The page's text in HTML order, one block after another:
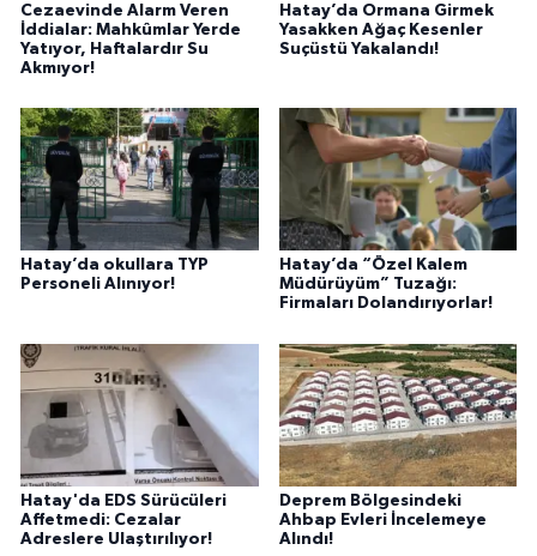
Cezaevinde Alarm Veren
İddialar: Mahkûmlar Yerde
Yatıyor, Haftalardır Su
Akmıyor!
Hatay’da Ormana Girmek
Yasakken Ağaç Kesenler
Suçüstü Yakalandı!
Hatay’da okullara TYP
Personeli Alınıyor!
Hatay’da “Özel Kalem
Müdürüyüm” Tuzağı:
Firmaları Dolandırıyorlar!
Hatay'da EDS Sürücüleri
Affetmedi: Cezalar
Adreslere Ulaştırılıyor!
Deprem Bölgesindeki
Ahbap Evleri İncelemeye
Alındı!